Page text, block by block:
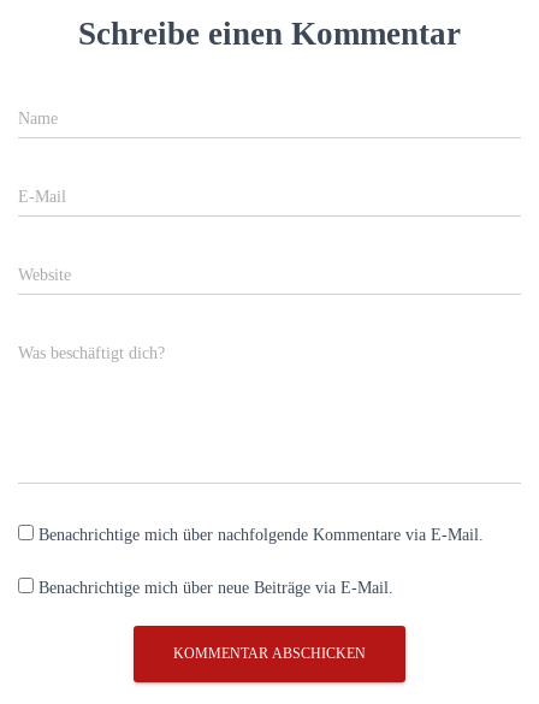
Schreibe einen Kommentar
Name
E-Mail
Website
Was beschäftigt dich?
Benachrichtige mich über nachfolgende Kommentare via E-Mail.
Benachrichtige mich über neue Beiträge via E-Mail.